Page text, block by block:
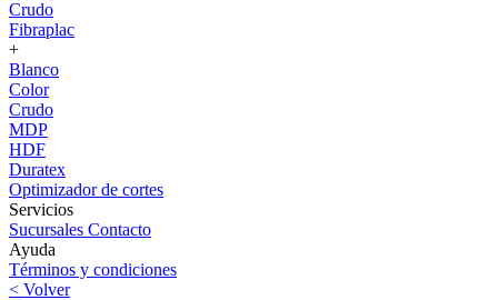
Crudo
Fibraplac
+
Blanco
Color
Crudo
MDP
HDF
Duratex
Optimizador de cortes
Servicios
Sucursales Contacto
Ayuda
Términos y condiciones
< Volver